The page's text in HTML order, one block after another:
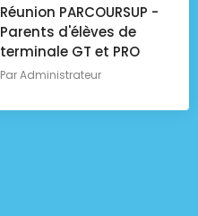
Réunion PARCOURSUP -
Parents d'élèves de
terminale GT et PRO
ParAdministrateur